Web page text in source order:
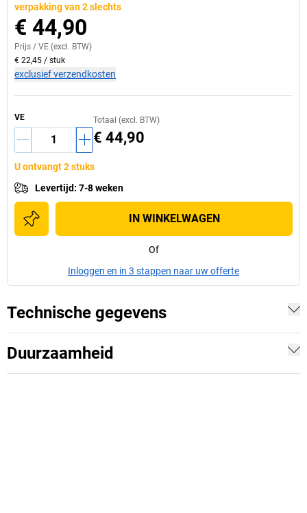
verpakking van 2 slechts
€ 44,90
Prijs / VE (excl. BTW)
€ 22,45 / stuk
exclusief verzendkosten
VE Totaal (excl. BTW)
€ 44,90
U ontvangt 2 stuks
Levertijd: 7-8 weken
IN WINKELWAGEN
Of
Inloggen en in 3 stappen naar uw offerte
Technische gegevens
Duurzaamheid